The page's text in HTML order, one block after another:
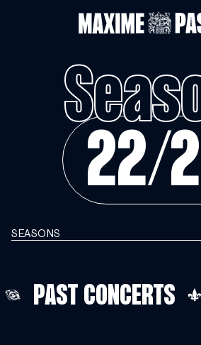
HOME
MAXIME
22/
SEASONS
PAST CONCERTS